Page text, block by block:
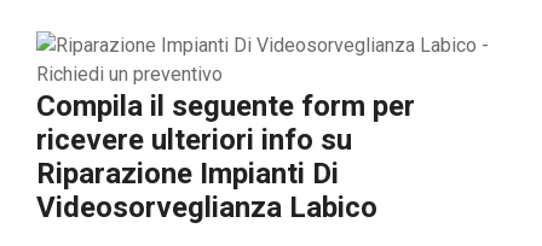
Compila il seguente form per
ricevere ulteriori info su
Riparazione Impianti Di
Videosorveglianza Labico